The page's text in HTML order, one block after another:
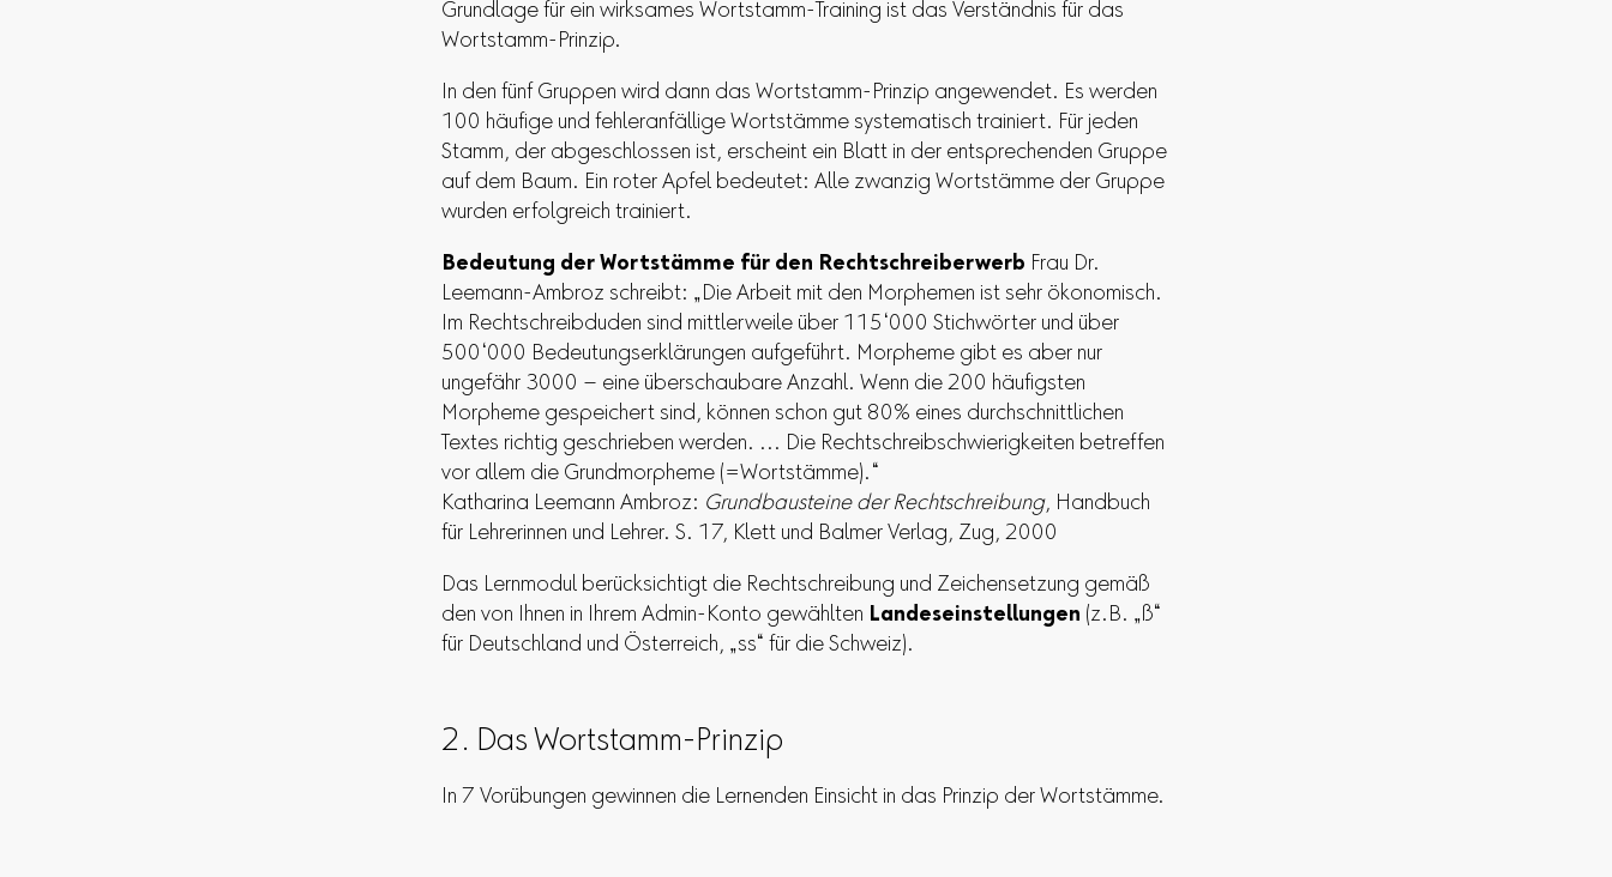
Grundlage für ein wirksames Wortstamm-Training ist das Verständnis für das
Wortstamm-Prinzip.
In den fünf Gruppen wird dann das Wortstamm-Prinzip angewendet. Es werden
100 häufige und fehleranfällige Wortstämme systematisch trainiert. Für jeden
Stamm, der abgeschlossen ist, erscheint ein Blatt in der entsprechenden Gruppe
auf dem Baum. Ein roter Apfel bedeutet: Alle zwanzig Wortstämme der Gruppe
wurden erfolgreich trainiert.
Bedeutung der Wortstämme für den Rechtschreiberwerb Frau Dr.
Leemann-Ambroz schreibt: „Die Arbeit mit den Morphemen ist sehr ökonomisch.
Im Rechtschreibduden sind mittlerweile über 115‘000 Stichwörter und über
500‘000 Bedeutungserklärungen aufgeführt. Morpheme gibt es aber nur
ungefähr 3000 – eine überschaubare Anzahl. Wenn die 200 häufigsten
Morpheme gespeichert sind, können schon gut 80% eines durchschnittlichen
Textes richtig geschrieben werden. … Die Rechtschreibschwierigkeiten betreffen
vor allem die Grundmorpheme (=Wortstämme).“
Katharina Leemann Ambroz: Grundbausteine der Rechtschreibung, Handbuch
für Lehrerinnen und Lehrer. S. 17, Klett und Balmer Verlag, Zug, 2000
Das Lernmodul berücksichtigt die Rechtschreibung und Zeichensetzung gemäß
den von Ihnen in Ihrem Admin-Konto gewählten Landeseinstellungen (z.B. „ß“
für Deutschland und Österreich, „ss“ für die Schweiz).
2. Das Wortstamm-Prinzip
In 7 Vorübungen gewinnen die Lernenden Einsicht in das Prinzip der Wortstämme.